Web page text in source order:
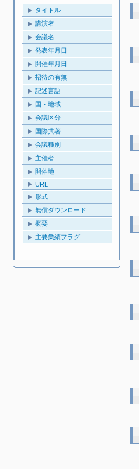
タイトル
講演者
会議名
発表年月日
開催年月日
招待の有無
記述言語
国・地域
会議区分
国際共著
会議種別
主催者
開催地
URL
形式
無償ダウンロード
概要
主要業績フラグ